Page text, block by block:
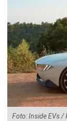
Foto: Inside EVs /